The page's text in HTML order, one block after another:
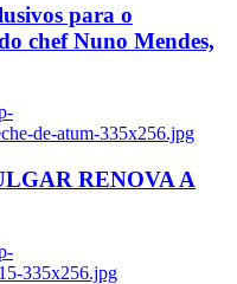
para o
chef Nuno Mendes,
de-atum-335x256.jpg
RENOVA A
335x256.jpg